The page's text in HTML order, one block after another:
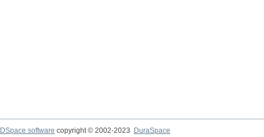
DSpace software copyright © 2002-2023
DuraSpace